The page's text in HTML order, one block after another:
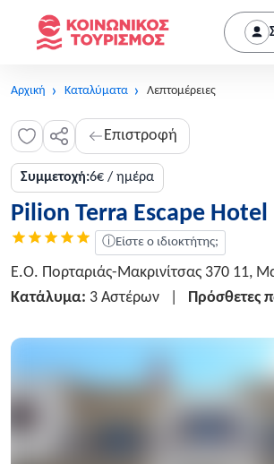
Αρχική Καταλύματα Λεπτομέρειες
Συμμετοχή:6€ / ημέρα
Pilion Terra Escape Hotel
ⓘΕίστε ο ιδιοκτήτης;
Ε.Ο. Πορταριάς-Μακρινίτσας 370 11,
Κατάλυμα: 3 Αστέρων Πρόσθετες
Επιστροφή